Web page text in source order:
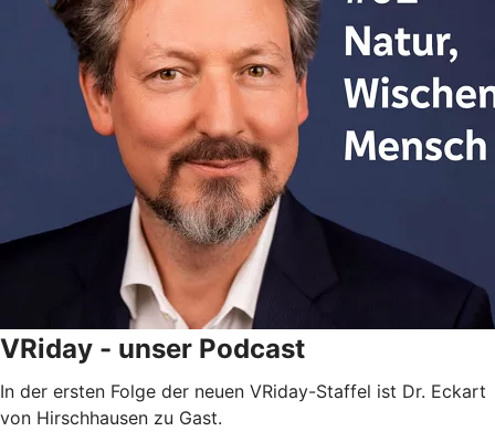
VRiday - unser Podcast
In der ersten Folge der neuen VRiday-Staffel ist Dr. Eckart
von Hirschhausen zu Gast.